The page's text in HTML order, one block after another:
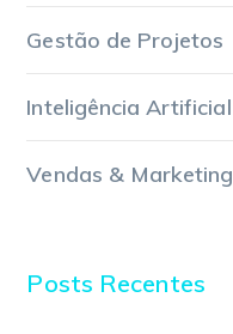
Gestão de Projetos
Inteligência Artificial
Vendas & Marketing
Posts Recentes